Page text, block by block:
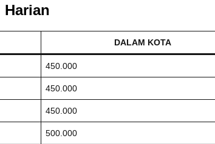
Harian
DALAM KOTA
450.000
450.000
450.000
500.000